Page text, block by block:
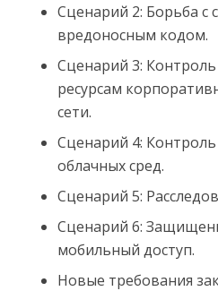
Сценарий 2: Борьба с
вредоносным кодом.
Сценарий 3:
ресурсам
сети.
Сценарий 4:
облачных сред.
Сценарий 5:
Сценарий 6:
мобильный доступ.
Новые требования